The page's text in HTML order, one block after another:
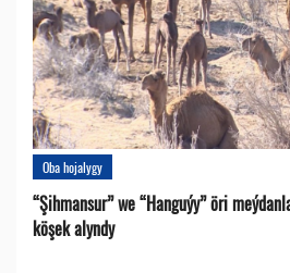
Oba hojalygy
“Şihmansur” we “Hanguýy” öri
köşek alyndy